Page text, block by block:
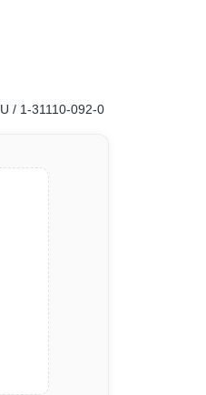
/ 1-31110-092-0